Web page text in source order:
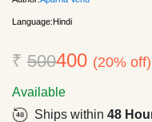
Language:Hindi
₹ 500400 (20% off)
Available
Ships within 48